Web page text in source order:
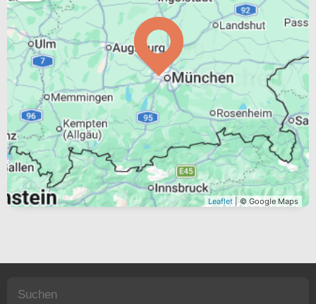
Leaflet | © Google Maps